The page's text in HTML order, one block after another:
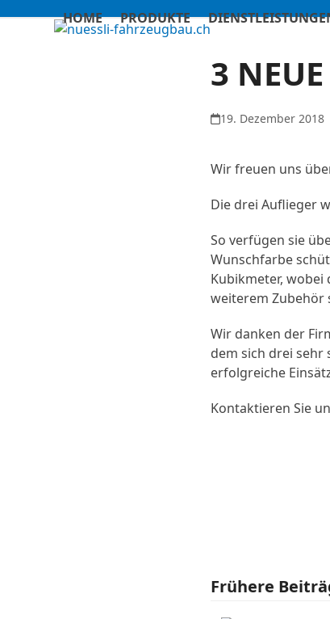
HOME PRODUKTE
3
19. Dezember 2018
Wir freuen uns
Die drei Auflieger
So verfügen sie
Wunschfarbe
Kubikmeter, wobei
weiterem Zubehör
Wir danken der
dem sich drei sehr
erfolgreiche
Kontaktieren Sie
Frühere